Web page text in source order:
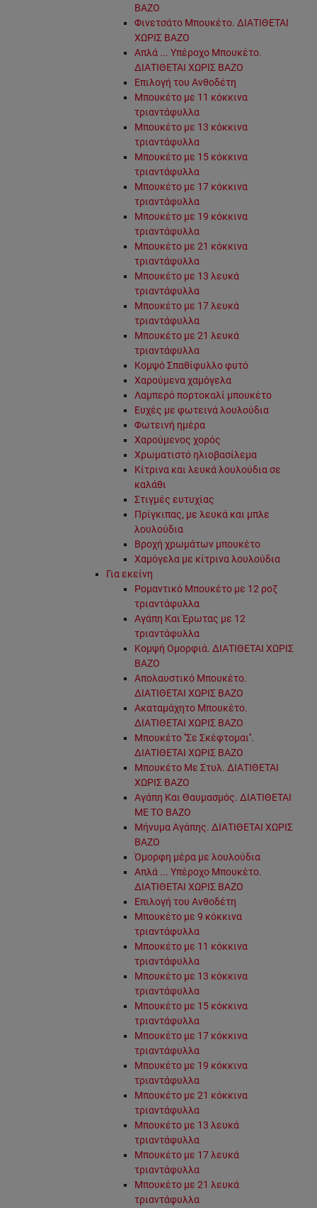
ΒΑΖΟ
Φινετσάτο Μπουκέτο. ΔΙΑΤΙΘΕΤΑΙ
ΧΩΡΙΣ ΒΑΖΟ
Απλά ... Υπέροχο Μπουκέτο.
ΔΙΑΤΙΘΕΤΑΙ ΧΩΡΙΣ ΒΑΖΟ
Επιλογή του Ανθοδέτη
Μπουκέτο με 11 κόκκινα
τριαντάφυλλα
Μπουκέτο με 13 κόκκινα
τριαντάφυλλα
Μπουκέτο με 15 κόκκινα
τριαντάφυλλα
Μπουκέτο με 17 κόκκινα
τριαντάφυλλα
Μπουκέτο με 19 κόκκινα
τριαντάφυλλα
Μπουκέτο με 21 κόκκινα
τριαντάφυλλα
Μπουκέτο με 13 λευκά
τριαντάφυλλα
Μπουκέτο με 17 λευκά
τριαντάφυλλα
Μπουκέτο με 21 λευκά
τριαντάφυλλα
Κομψό Σπαθίφυλλο φυτό
Χαρούμενα χαμόγελα
Λαμπερό πορτοκαλί μπουκέτο
Ευχές με φωτεινά λουλούδια
Φωτεινή ημέρα
Χαρούμενος χορός
Χρωματιστό ηλιοβασίλεμα
Κίτρινα και λευκά λουλούδια σε
καλάθι
Στιγμές ευτυχίας
Πρίγκιπας, με λευκά και μπλε
λουλούδια
Βροχή χρωμάτων μπουκέτο
Χαμόγελα με κίτρινα λουλούδια
Για εκείνη
Ρομαντικό Μπουκέτο με 12 ροζ
τριαντάφυλλα
Αγάπη Και Έρωτας με 12
τριαντάφυλλα
Κομψή Ομορφιά. ΔΙΑΤΙΘΕΤΑΙ ΧΩΡΙΣ
ΒΑΖΟ
Απολαυστικό Μπουκέτο.
ΔΙΑΤΙΘΕΤΑΙ ΧΩΡΙΣ ΒΑΖΟ
Ακαταμάχητο Μπουκέτο.
ΔΙΑΤΙΘΕΤΑΙ ΧΩΡΙΣ ΒΑΖΟ
Μπουκέτο ''Σε Σκέφτομαι''.
ΔΙΑΤΙΘΕΤΑΙ ΧΩΡΙΣ ΒΑΖΟ
Μπουκέτο Με Στυλ. ΔΙΑΤΙΘΕΤΑΙ
ΧΩΡΙΣ ΒΑΖΟ
Αγάπη Και Θαυμασμός. ΔΙΑΤΙΘΕΤΑΙ
ΜΕ ΤΟ ΒΑΖΟ
Μήνυμα Αγάπης. ΔΙΑΤΙΘΕΤΑΙ ΧΩΡΙΣ
ΒΑΖΟ
Όμορφη μέρα με λουλούδια
Απλά ... Υπέροχο Μπουκέτο.
ΔΙΑΤΙΘΕΤΑΙ ΧΩΡΙΣ ΒΑΖΟ
Επιλογή του Ανθοδέτη
Μπουκέτο με 9 κόκκινα
τριαντάφυλλα
Μπουκέτο με 11 κόκκινα
τριαντάφυλλα
Μπουκέτο με 13 κόκκινα
τριαντάφυλλα
Μπουκέτο με 15 κόκκινα
τριαντάφυλλα
Μπουκέτο με 17 κόκκινα
τριαντάφυλλα
Μπουκέτο με 19 κόκκινα
τριαντάφυλλα
Μπουκέτο με 21 κόκκινα
τριαντάφυλλα
Μπουκέτο με 13 λευκά
τριαντάφυλλα
Μπουκέτο με 17 λευκά
τριαντάφυλλα
Μπουκέτο με 21 λευκά
τριαντάφυλλα